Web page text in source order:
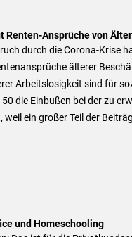
Renten-Ansprüche von
durch die Corona-Krise
älterer
Arbeitslosigkeit sind für
die Einbußen bei der zu
ein großer Teil der
und Homeschooling